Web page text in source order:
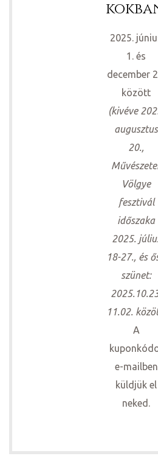
2025.
1. és
december
között
(kivéve
augusztus
20.,
Völgye
fesztivál
időszaka
2025.
18-27., és
szünet:
11.02.
A
e-mailben
küldjük el
neked.